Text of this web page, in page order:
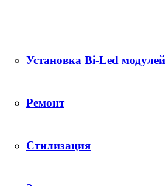
Установка Bi-Led модулей
Ремонт
Стилизация